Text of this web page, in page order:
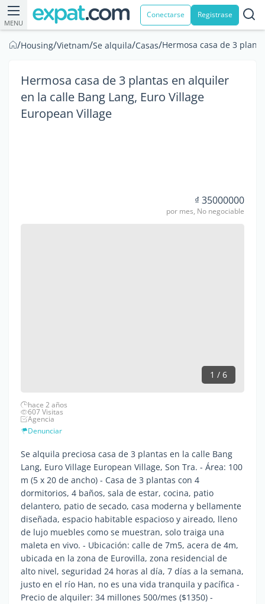
MENU
Conectarse Registrase
/Housing/Vietnam/Se alquila/Casas/Hermosa casa de 3
Hermosa casa de 3 plantas en alquiler
en la calle Bang Lang, Euro Village
European Village
₫ 35000000
por mes, No negociable
1 / 6
hace 2 años
607 Visitas
Agencia
Denunciar
Se alquila preciosa casa de 3 plantas en la calle Bang
Lang, Euro Village European Village, Son Tra. - Área: 100
m (5 x 20 de ancho) - Casa de 3 plantas con 4
dormitorios, 4 baños, sala de estar, cocina, patio
delantero, patio de secado, casa moderna y bellamente
diseñada, espacio habitable espacioso y aireado, lleno
de lujo muebles como se muestran, solo traiga una
maleta en vivo. - Ubicación: calle de 7m5, acera de 4m,
ubicada en la zona de Eurovilla, zona residencial de
alto nivel, seguridad 24 horas al día, 7 días a la semana,
justo en el río Han, no es una vida tranquila y pacífica -
Precio de alquiler: 34 millones 500/mes ($1350) -